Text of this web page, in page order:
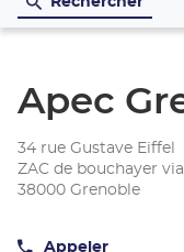
Apec
34 rue Gustave Eiffel
ZAC de bouchayer
38000 Grenoble
Appeler